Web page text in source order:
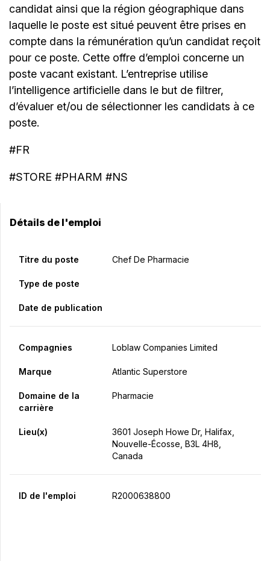
candidat ainsi que la région géographique dans
laquelle le poste est situé peuvent être prises en
compte dans la rémunération qu’un candidat reçoit
pour ce poste. Cette offre d’emploi concerne un
poste vacant existant. L’entreprise utilise
l’intelligence artificielle dans le but de filtrer,
d’évaluer et/ou de sélectionner les candidats à ce
poste.
#FR
#STORE #PHARM #NS
Détails de l'emploi
Titre du poste Chef De Pharmacie
Type de poste
Date de publication
Compagnies Loblaw Companies Limited
Marque Atlantic Superstore
Domaine de la
carrière
Pharmacie
Lieu(x)
3601 Joseph Howe Dr, Halifax,
Nouvelle-Écosse, B3L 4H8,
Canada
ID de l'emploi R2000638800